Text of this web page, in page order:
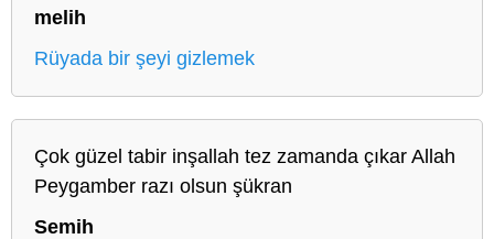
melih
Rüyada bir şeyi gizlemek
Çok güzel tabir inşallah tez zamanda çıkar Allah
Peygamber razı olsun şükran
Semih